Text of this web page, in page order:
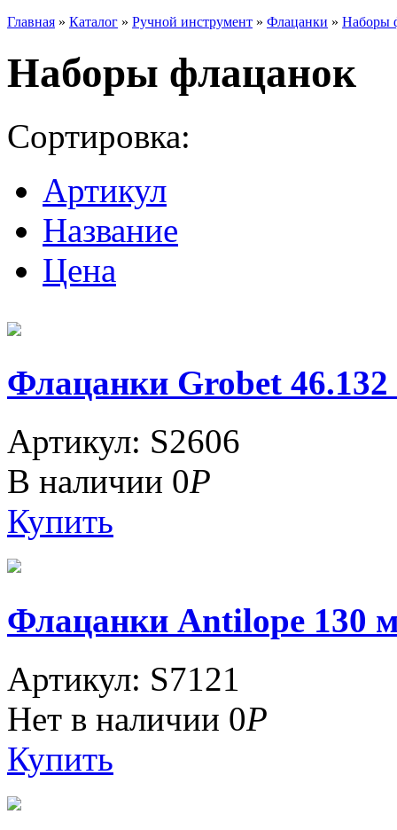
Главная » Каталог » Ручной инструмент » Флацанки » Наборы
Наборы флацанок
Сортировка:
Артикул
Название
Цена
Флацанки Grobet
Артикул: S2606
В наличии 0Р
Купить
Флацанки Antilope 130
Артикул: S7121
Нет в наличии 0Р
Купить